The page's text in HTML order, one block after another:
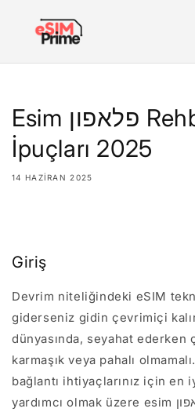
atla
Esim פלאפון Rehberi: Uzman
İpuçları 2025
14 HAZIRAN 2025
Giriş
Devrim niteliğindeki eSIM
giderseniz gidin çevrimiçi
dünyasında, seyahat ederken
karmaşık veya pahalı
bağlantı ihtiyaçlarınız için en
yardımcı olmak üzere esim פלאפון, esim סלקום'u